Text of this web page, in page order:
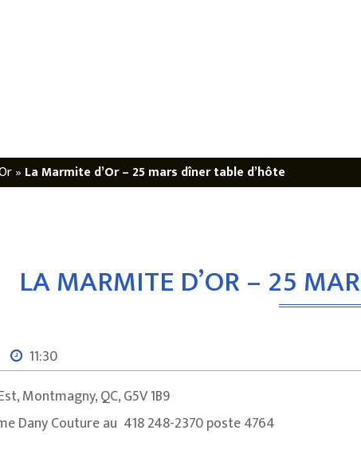
» La Marmite d’Or – 25 mars dîner table d’hôte
LA MARMITE D’OR – 25
11:30
Montmagny, QC, G5V 1B9
Dany Couture au 418 248-2370 poste 4764